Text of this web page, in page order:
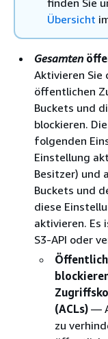
Übersicht
Gesamten
Aktivieren Sie
öffentlichen
Buckets und
blockieren.
folgenden
Einstellung
Besitzer) und
Buckets und
diese
aktivieren. Es
S3-API oder
(ACLs) —
zu